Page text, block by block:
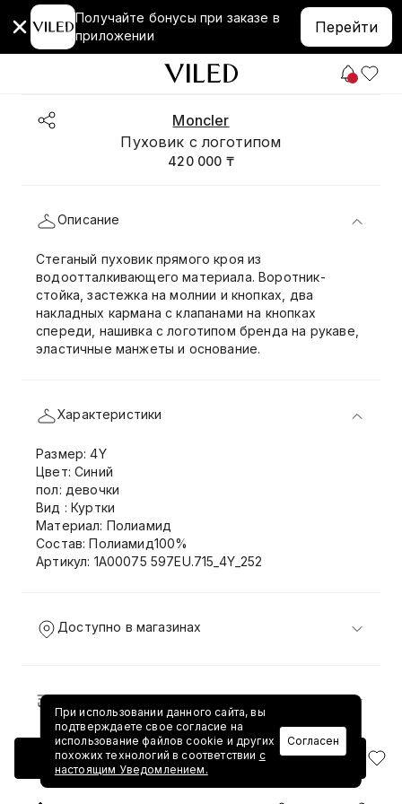
Получайте бонусы при заказе в
приложении
Перейти
Moncler
Пуховик с логотипом
420 000 ₸
Добавить в корзину
Описание
Стеганый пуховик прямого кроя из
водоотталкивающего материала. Воротник-
стойка, застежка на молнии и кнопках, два
накладных кармана с клапанами на кнопках
спереди, нашивка с логотипом бренда на рукаве,
эластичные манжеты и основание.
Характеристики
Размер: 4Y
Цвет: Синий
пол: девочки
Вид : Куртки
Материал: Полиамид
Состав: Полиамид100%
Артикул: 1A00075 597EU.715_4Y_252
Доступно в магазинах
Доставка и возврат
При использовании данного сайта, вы
подтверждаете свое согласие на
использование файлов cookie и других
похожих технологий в соответствии с
настоящим Уведомлением.
Согласен